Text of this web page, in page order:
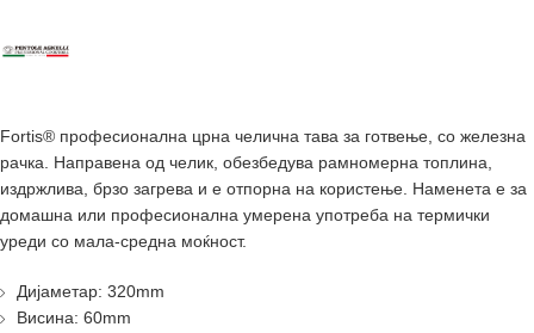
Fortis® професионална црна челична тава за готвење, со железна
рачка. Направена од челик, обезбедува рамномерна топлина,
издржлива, брзо загрева и е отпорна на користење. Наменета е за
домашна или професионална умерена употреба на термички
уреди со мала-средна моќност.
Дијаметар: 320mm
Висина: 60mm